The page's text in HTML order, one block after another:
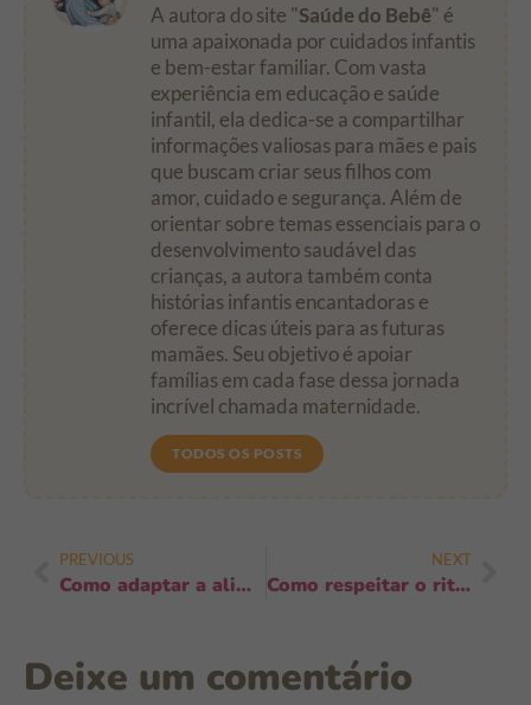
A autora do site "Saúde do Bebê" é
uma apaixonada por cuidados infantis
e bem-estar familiar. Com vasta
experiência em educação e saúde
infantil, ela dedica-se a compartilhar
informações valiosas para mães e pais
que buscam criar seus filhos com
amor, cuidado e segurança. Além de
orientar sobre temas essenciais para o
desenvolvimento saudável das
crianças, a autora também conta
histórias infantis encantadoras e
oferece dicas úteis para as futuras
mamães. Seu objetivo é apoiar
famílias em cada fase dessa jornada
incrível chamada maternidade.
TODOS OS POSTS
PREVIOUS
Como adaptar a alimentação ao ritmo do bebê: ajustes práticos para dias reais
NEXT
Como respeitar o ritmo único do bebê: guia prático para pais mais tranquilos
Deixe um comentário